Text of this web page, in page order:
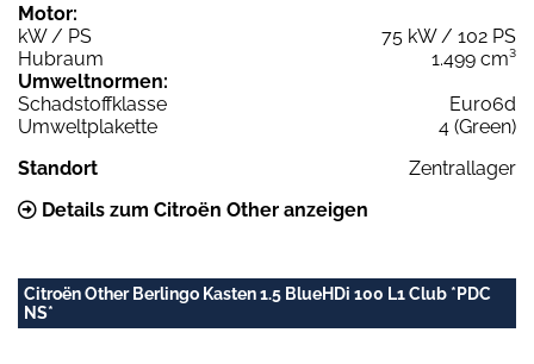
Motor:
kW / PS
75 kW / 102 PS
Hubraum
1.499 cm³
Umweltnormen:
Schadstoffklasse
Euro6d
Umweltplakette
4 (Green)
Standort
Zentrallager
Details zum Citroën Other anzeigen
Citroën Other Berlingo Kasten 1.5 BlueHDi 100 L1 Club *PDC
NS*